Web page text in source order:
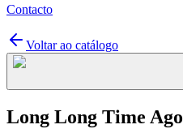
Contacto
Voltar ao catálogo
Long Long Time Ago